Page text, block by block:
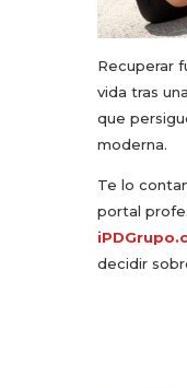
Recuperar
vida tras
que
moderna.
Te lo
portal
decidir